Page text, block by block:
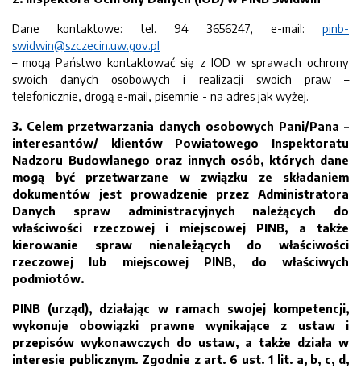
Dane kontaktowe: tel. 94 3656247, e-mail: pinb-
swidwin@szczecin.uw.gov.pl
– mogą Państwo kontaktować się z IOD w sprawach ochrony
swoich danych osobowych i realizacji swoich praw –
telefonicznie, drogą e-mail, pisemnie - na adres jak wyżej.
3. Celem przetwarzania danych osobowych Pani/Pana –
interesantów/ klientów Powiatowego Inspektoratu
Nadzoru Budowlanego oraz innych osób, których dane
mogą być przetwarzane w związku ze składaniem
dokumentów jest prowadzenie przez Administratora
Danych spraw administracyjnych należących do
właściwości rzeczowej i miejscowej PINB, a także
kierowanie spraw nienależących do właściwości
rzeczowej lub miejscowej PINB, do właściwych
podmiotów.
PINB (urząd), działając w ramach swojej kompetencji,
wykonuje obowiązki prawne wynikające z ustaw i
przepisów wykonawczych do ustaw, a także działa w
interesie publicznym. Zgodnie z art. 6 ust. 1 lit. a, b, c, d,